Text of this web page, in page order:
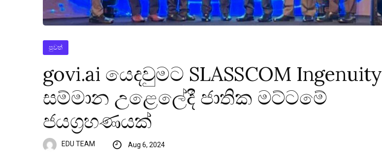
පුවත්
govi.ai යෙදවුමට SLASSCOM Ingenuity
සම්මාන උළෙලේදී ජාතික මට්ටමේ
ජයග්‍රහණයක්
EDU TEAM Aug 6, 2024